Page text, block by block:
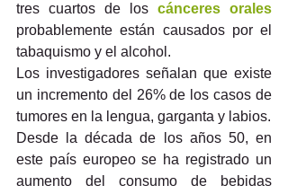
tres cuartos de los
probablemente están causados por el
tabaquismo y el alcohol.
Los investigadores señalan que existe
un incremento del 26% de los casos de
tumores en la lengua, garganta y labios.
Desde la década de los años 50, en
este país europeo se ha registrado un
aumento del consumo de bebidas